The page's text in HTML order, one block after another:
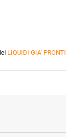
LIQUIDI GIA’ PRONTI